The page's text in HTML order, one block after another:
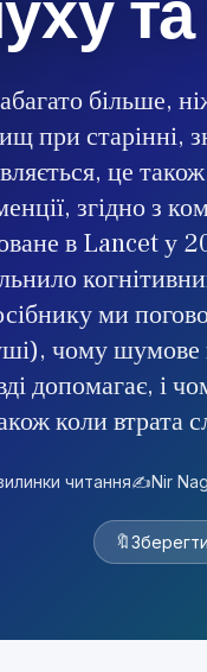
більше,
при старінні,
це
згідно з
в Lancet у
ми
чому
допомагає, і
коли втрата
читання✍️Nir
🔖Зберегти